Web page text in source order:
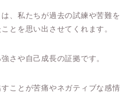
、私たちが過去の試練や苦難を
とを思い出させてくれます。
さや自己成長の証拠です。
ことが苦痛やネガティブな感情